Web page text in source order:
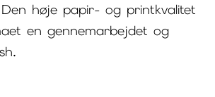
høje papir- og printkvalitet
en gennemarbejdet og